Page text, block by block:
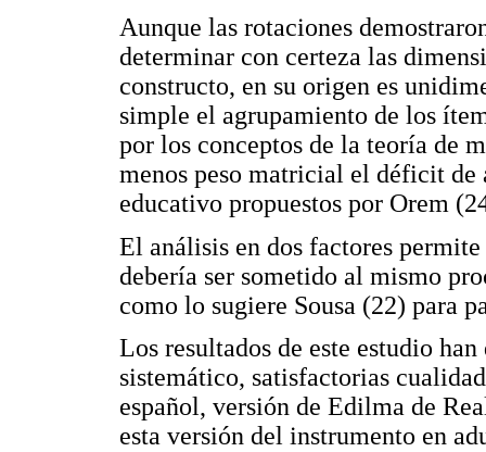
Aunque las rotaciones
determinar con certeza las
constructo, en su origen es
simple el agrupamiento de los
por los conceptos de la teoría de
menos peso matricial el déficit de
educativo propuestos por Orem
El análisis en dos factores
debería ser sometido al mismo
como lo sugiere Sousa (22) para
Los resultados de este estudio
sistemático, satisfactorias
español, versión de Edilma de
esta versión del instrumento en